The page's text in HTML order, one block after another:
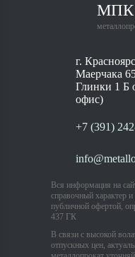
МПК
г.
Маерчака
Глинки 1 Б
офис)
+7 (391)
Вся информация на
справочный характер и
публичной офертой,
437 ГК
В связи с высокой
отпускных цен,